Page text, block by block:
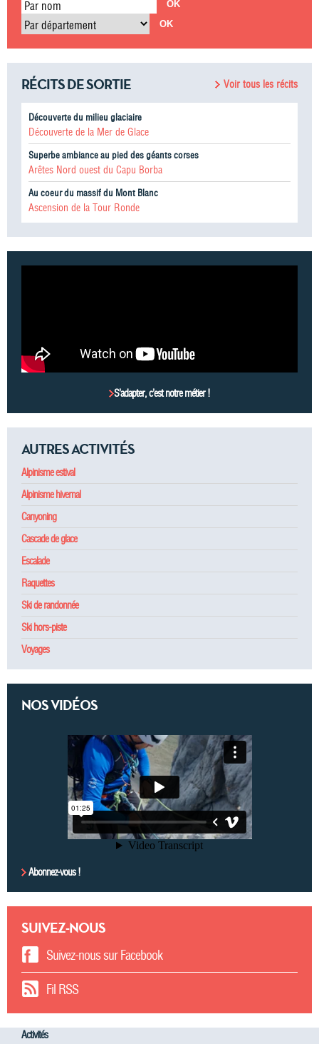
Par nom
Par département
RÉCITS DE SORTIE Voir tous les récits
Découverte du milieu glaciaire
Découverte de la Mer de Glace
Superbe ambiance au pied des géants corses
Arêtes Nord ouest du Capu Borba
Au coeur du massif du Mont Blanc
Ascension de la Tour Ronde
S’adapter, c’est notre métier !
AUTRES ACTIVITÉS
Alpinisme estival
Alpinisme hivernal
Canyoning
Cascade de glace
Escalade
Raquettes
Ski de randonnée
Ski hors-piste
Voyages
NOS VIDÉOS
Abonnez-vous !
SUIVEZ-NOUS
Suivez-nous sur Facebook
Fil RSS
Activités